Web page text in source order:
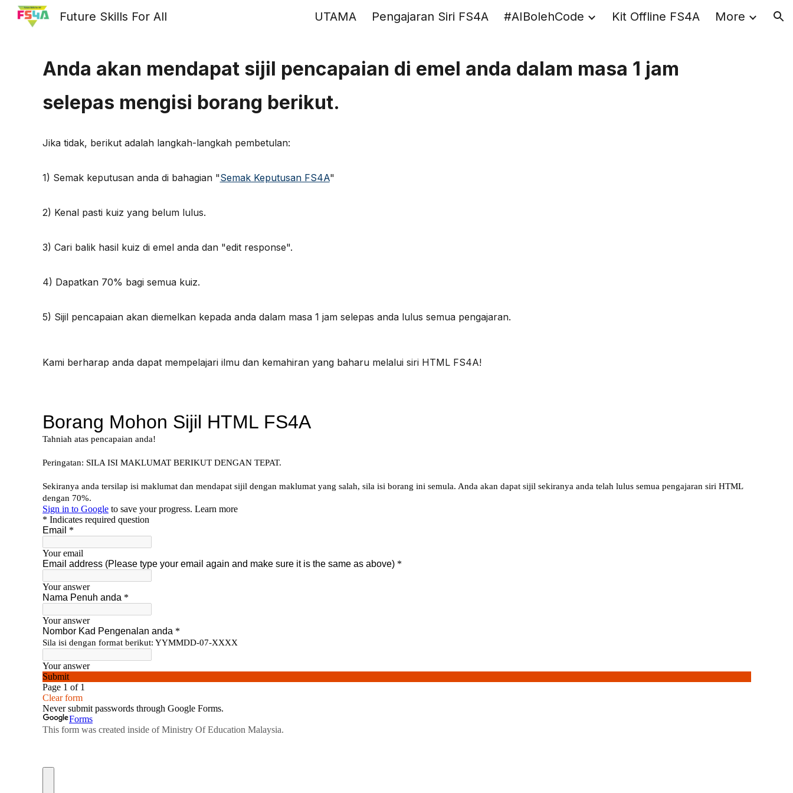
Skip to main content Skip to navigation
Future Skills For All UTAMA Pengajaran Siri FS4A #AIBolehCode Kit Offline FS4A More
Anda akan mendapat sijil pencapaian di emel anda dalam masa 1 jam
selepas mengisi borang berikut.
Jika tidak, berikut adalah langkah-langkah pembetulan:
1) Semak keputusan anda di bahagian "Semak Keputusan FS4A"
2) Kenal pasti kuiz yang belum lulus.
3) Cari balik hasil kuiz di emel anda dan "edit response".
4) Dapatkan 70% bagi semua kuiz.
5) Sijil pencapaian akan diemelkan kepada anda dalam masa 1 jam selepas anda lulus semua pengajaran.
Kami berharap anda dapat mempelajari ilmu dan kemahiran yang baharu melalui siri HTML FS4A!